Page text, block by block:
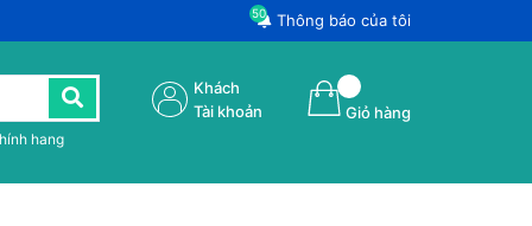
Thông báo của tôi
50
hang
Giỏ hàng
Khách
Tài khoản